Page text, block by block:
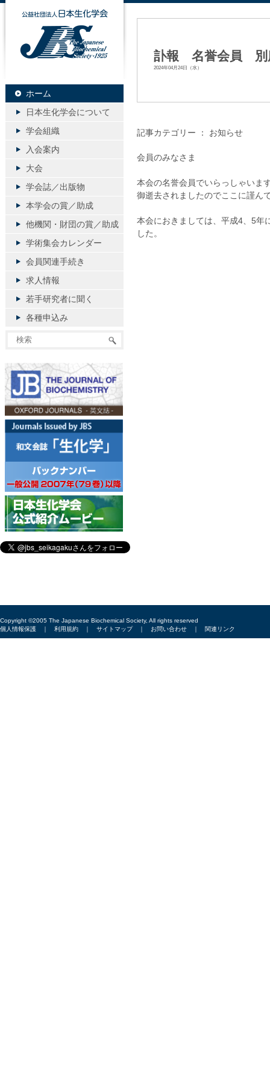
訃報 名誉会員 別
2024年04月24日（水）
記事カテゴリー ： お知らせ
会員のみなさま
本会の名誉会員でいらっしゃい
御逝去されましたのでここに謹ん
本会におきましては、平成4、5年
した。
公益社団法人日本生化学会
ホーム
日本生化学会について
学会組織
入会案内
大会
学会誌／出版物
本学会の賞／助成
他機関・財団の賞／助成
学術集会カレンダー
会員関連手続き
求人情報
若手研究者に聞く
各種申込み
Copyright ©2005 The Japanese Biochemical Society, All rights reserved
個人情報保護 ｜ 利用規約 ｜ サイトマップ｜ お問い合わせ ｜ 関連リンク